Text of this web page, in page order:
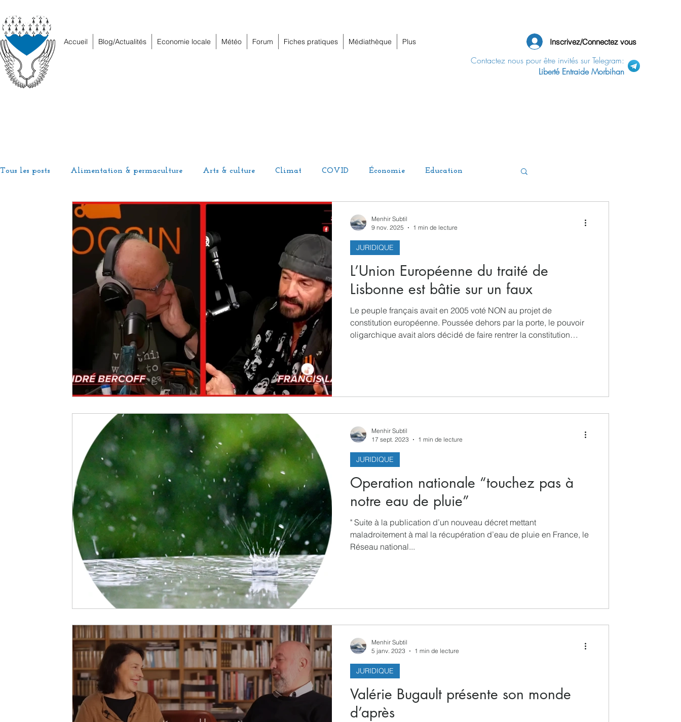
Accueil Blog/Actualités Economie locale Météo Forum Fiches pratiques Médiathèque Plus Inscrivez/Connectez vous
Contactez nous pour être invités sur Telegram:
Liberté Entraide Morbihan
Tous les posts Alimentation & permaculture Arts & culture Climat COVID Économie Education
Habitat Local
Résilience Santé Sciences Sociologie
L’Union Européenne du traité de
Lisbonne est bâtie sur un faux
Le peuple français avait en 2005 voté NON au projet de
constitution européenne. Poussée dehors par la porte, le pouvoir
oligarchique avait alors décidé de faire rentrer la constitution
moment précis: un tiers des sénateurs ayant été i
JURIDIQUE
Menhir Subtil
9 nov. 2025
1 min de lecture
Operation nationale “touchez pas à
notre eau de pluie”
" Suite à la publication d’un nouveau décret mettant
maladroitement à mal la récupération d’eau de pluie en France, le
Réseau national...
JURIDIQUE
Menhir Subtil
17 sept. 2023
1 min de lecture
Valérie Bugault présente son monde
d’après
JURIDIQUE
Menhir Subtil
5 janv. 2023
1 min de lecture